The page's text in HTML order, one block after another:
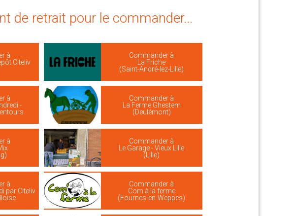
de retrait pour le commander...
à
Citeliv
Commander à
La Friche
(Saint-André-lez-Lille)
à
-
Commander à
La Ferme Ghestem
(Deulémont)
à
Commander à
Le Garage - Vieux Lille
(Lille)
à
par Citeliv
Commander à
Com à la ferme
(Fournes-en-Weppes)